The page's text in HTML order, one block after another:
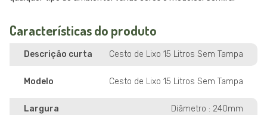
Características do produto
Descrição curta Cesto de Lixo 15 Litros Sem Tampa
Modelo Cesto de Lixo 15 Litros Sem Tampa
Largura Diâmetro : 240mm